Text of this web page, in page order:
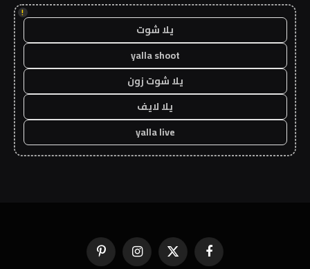
!
يلا شوت
yalla shoot
يلا شوت زون
يلا لايف
yalla live
فيسبوك X الانستغرامبينتيريست